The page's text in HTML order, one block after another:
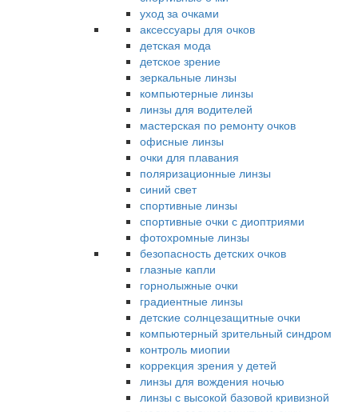
уход за очками
аксессуары для очков
детская мода
детское зрение
зеркальные линзы
компьютерные линзы
линзы для водителей
мастерская по ремонту очков
офисные линзы
очки для плавания
поляризационные линзы
синий свет
спортивные линзы
спортивные очки с диоптриями
фотохромные линзы
безопасность детских очков
глазные капли
горнолыжные очки
градиентные линзы
детские солнцезащитные очки
компьютерный зрительный синдром
контроль миопии
коррекция зрения у детей
линзы для вождения ночью
линзы с высокой базовой кривизной